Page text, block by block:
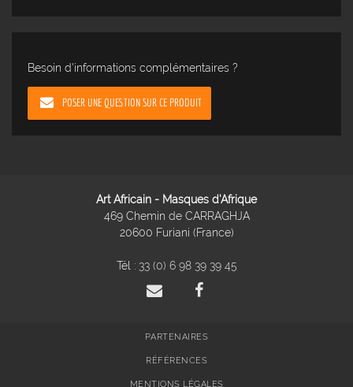
Besoin d'informations complémentaires ?
POSER UNE QUESTION SUR CE PRODUIT
Art Africain - Masques d'Afrique
469 Chemin de CARRAGHJA
20600 Furiani (France)
Tél : 33 (0) 6 98 39 39 45
PARTENAIRES
RÉFÉRENCES
MENTIONS LÉGALES